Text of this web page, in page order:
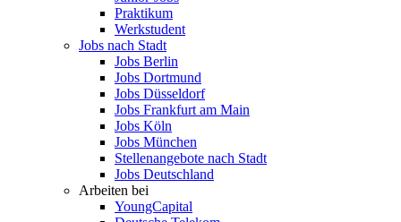
Praktikum
Werkstudent
Jobs nach Stadt
Jobs Berlin
Jobs Dortmund
Jobs Düsseldorf
Jobs Frankfurt am Main
Jobs Köln
Jobs München
Stellenangebote nach Stadt
Jobs Deutschland
Arbeiten bei
YoungCapital